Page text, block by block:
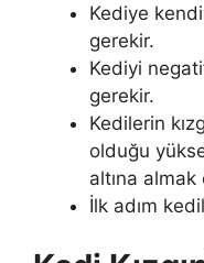
Kediye
gerekir.
Kediyi
gerekir.
Kedilerin
olduğu
altına almak
İlk adım